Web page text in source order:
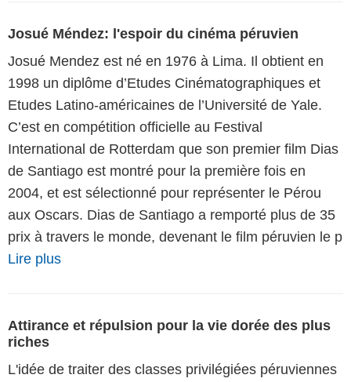
Josué Méndez: l'espoir du cinéma péruvien
Josué Mendez est né en 1976 à Lima. Il obtient en
1998 un diplôme d’Etudes Cinématographiques et
Etudes Latino-américaines de l’Université de Yale.
C’est en compétition officielle au Festival
International de Rotterdam que son premier film Dias
de Santiago est montré pour la première fois en
2004, et est sélectionné pour représenter le Pérou
aux Oscars. Dias de Santiago a remporté plus de 35
prix à travers le monde, devenant le film péruvien le p
Lire plus
Attirance et répulsion pour la vie dorée des plus
riches
L'idée de traiter des classes privilégiées péruviennes